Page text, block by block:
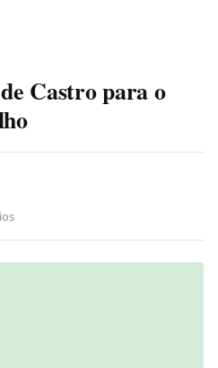
Castro para o